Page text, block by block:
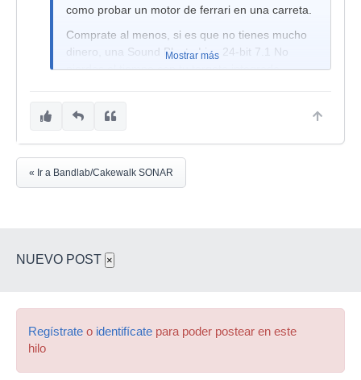
como probar un motor de ferrari en una carreta.
Comprate al menos, si es que no tienes mucho
dinero, una Sound Blaste Live 24-bit 7.1 No
pierdas el tiempo con tu targeta integrada.
ehhh??? y le recomiendas una SB
Mostrar más
« Ir a Bandlab/Cakewalk SONAR
NUEVO POST ×
Regístrate o identifícate para poder postear en este
hilo